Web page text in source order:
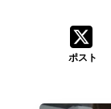
ポスト